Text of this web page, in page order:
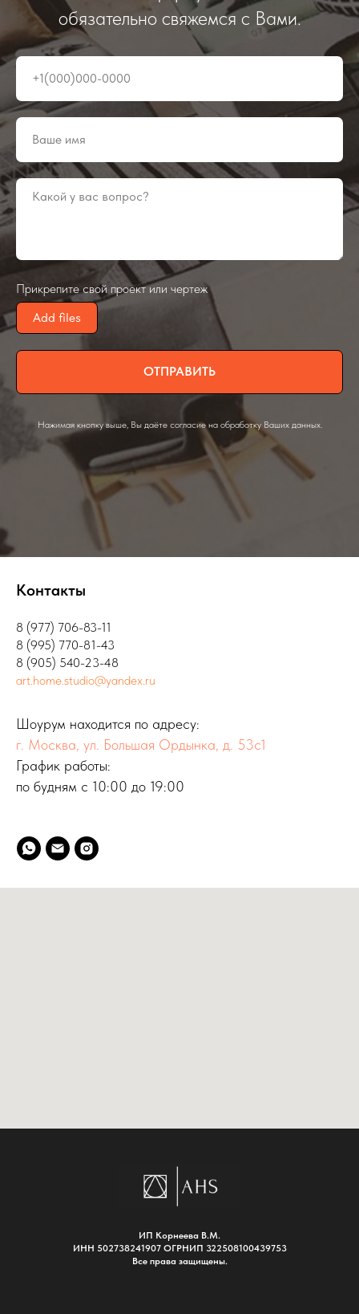
обязательно свяжемся с Вами.
Прикрепите свой проект или чертеж
Add files
ОТПРАВИТЬ
Нажимая кнопку выше, Вы даёте согласие на обработку Ваших данных.
Контакты
8 (977) 706-83-11
8 (995) 770-81-43
8 (905) 540-23-48
art.home.studio@yandex.ru
Шоурум находится по адресу:
г. Москва, ул. Большая Ордынка, д. 53с1
График работы:
по будням с 10:00 до 19:00
ИП Корнеева В.М.
ИНН 502738241907 ОГРНИП 322508100439753
Все права защищены.